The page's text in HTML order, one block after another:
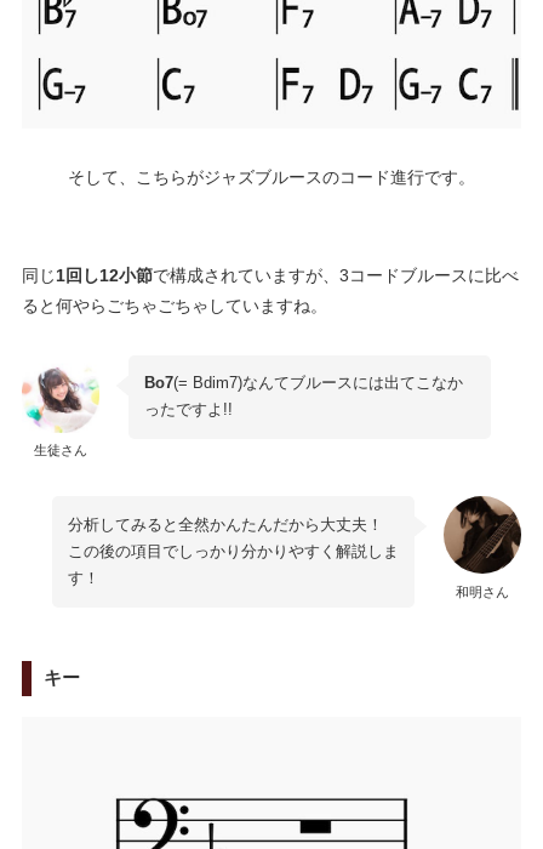
そして、こちらがジャズブルースのコード進行です。
同じ1回し12小節で構成されていますが、3コードブルースに比べ
ると何やらごちゃごちゃしていますね。
生徒さん
Bo7(= Bdim7)なんてブルースには出てこなか
ったですよ!!
和明さん
分析してみると全然かんたんだから大丈夫！
この後の項目でしっかり分かりやすく解説しま
す！
キー